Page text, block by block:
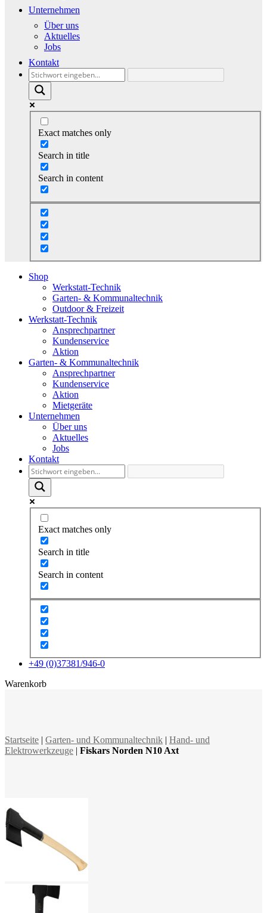
Unternehmen
Über uns
Aktuelles
Jobs
Kontakt
Exact matches only
Search in title
Search in content
Shop
Werkstatt-Technik
Garten- & Kommunaltechnik
Outdoor & Freizeit
Werkstatt-Technik
Ansprechpartner
Kundenservice
Aktion
Garten- & Kommunaltechnik
Ansprechpartner
Kundenservice
Aktion
Mietgeräte
Unternehmen
Über uns
Aktuelles
Jobs
Kontakt
Exact matches only
Search in title
Search in content
+49 (0)37381/946-0
Warenkorbx
Startseite | Garten- und Kommunaltechnik | Hand- und
Elektrowerkzeuge | Fiskars Norden N10 Axt